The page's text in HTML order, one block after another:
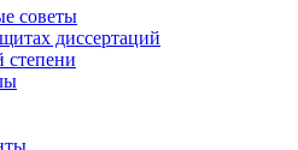
советы
диссертаций